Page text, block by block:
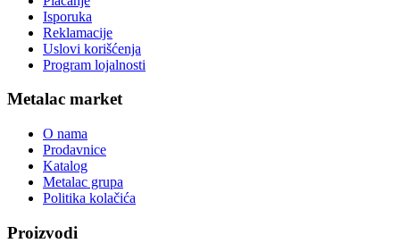
Isporuka
Reklamacije
Uslovi korišćenja
Program lojalnosti
Metalac market
O nama
Prodavnice
Katalog
Metalac grupa
Politika kolačića
Proizvodi